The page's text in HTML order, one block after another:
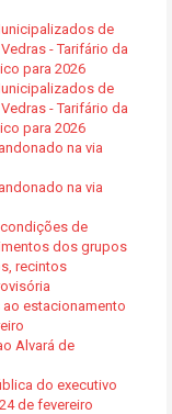
de
- Tarifário da
para 2026
de
- Tarifário da
para 2026
na via
na via
condições de
dos grupos
recintos
ao estacionamento
Alvará de
do executivo
de fevereiro